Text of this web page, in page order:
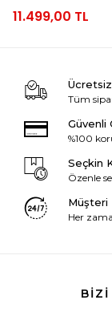
11.499,00 TL
Tüm
Güvenli
%100
Seçkin
Özenle
Müşteri
Her
BIZI